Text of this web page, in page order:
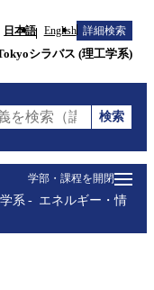
日本語 English 詳細検索
シラバス (理工学系)
を検索（講義名・科
検索
学部・課程を開閉
系
エネルギー・情